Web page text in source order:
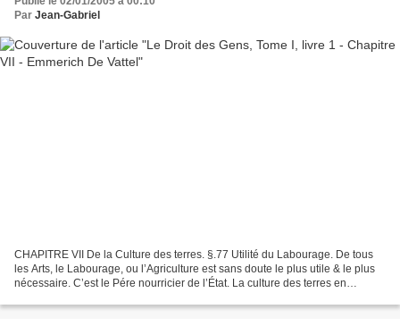
Par Jean-Gabriel
CHAPITRE VII De la Culture des terres. §.77 Utilité du Labourage. De tous
les Arts, le Labourage, ou l’Agriculture est sans doute le plus utile & le plus
nécessaire. C’est le Pére nourricier de l’État. La culture des terres en